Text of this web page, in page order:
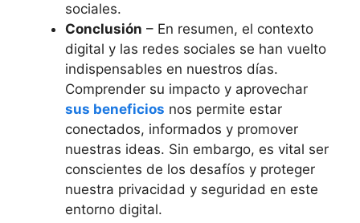
sociales.
Conclusión – En resumen, el contexto
digital y las redes sociales se han vuelto
indispensables en nuestros días.
Comprender su impacto y aprovechar
sus beneficios nos permite estar
conectados, informados y promover
nuestras ideas. Sin embargo, es vital ser
conscientes de los desafíos y proteger
nuestra privacidad y seguridad en este
entorno digital.